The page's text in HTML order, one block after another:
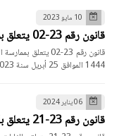
10 مايو 2023
قانون رقم 23-02 يتعلق بممارسة الحق النقابي PDF
1444 الموافق 25 أبريل سنة 2023، يتعلق…
06 يناير 2024
قانون رقم 23-21 يتعلق بالغابات والثروات الغابية PDF